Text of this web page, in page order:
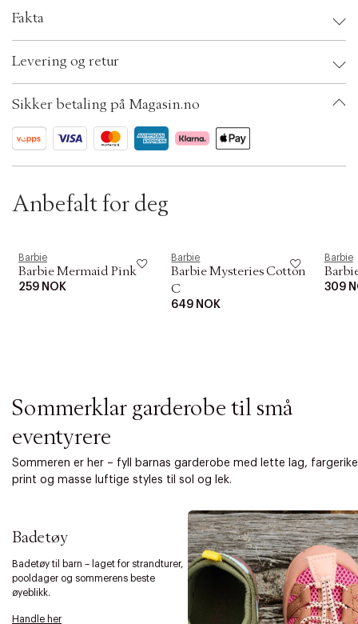
v
i
i
n
.
e
o
n
Fakta
EAN: 194735287925
ID: BKJH53-0008
Levering og retur
Sikker betaling på Magasin.no
Anbefalt for deg
Barbie
Barbie Mermaid Pink
259 NOK
Barbie
Barbie Mysteries Cotton
C
649 NOK
Barbie
309
Sommerklar garderobe til små
eventyrere
Sommeren er her – fyll barnas garderobe med lette lag, fargerike
print og masse luftige styles til sol og lek.
Badetøy
Badetøy til barn – laget for strandturer,
pooldager og sommerens beste
øyeblikk.
Handle her